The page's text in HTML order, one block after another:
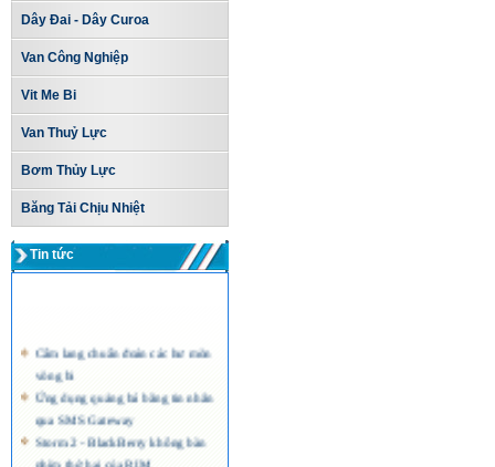
Dây Đai - Dây Curoa
Van Công Nghiệp
Vit Me Bi
Van Thuỷ Lực
Bơm Thủy Lực
Băng Tải Chịu Nhiệt
Tin tức
Cẩm lang chuẩn đoán các hư mòn
vòng bi
Ứng dụng quảng bá bằng tin nhắn
qua SMS Gateway
Storm 2 - BlackBerry không bàn
phím thứ hai của RIM